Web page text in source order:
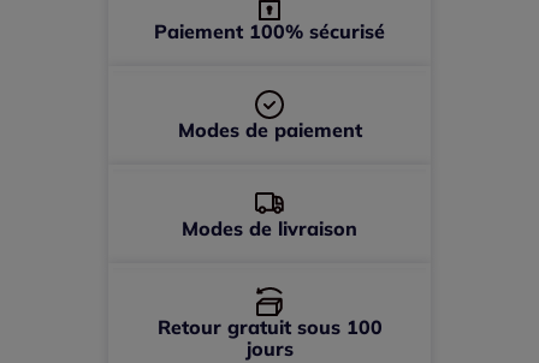
Paiement 100% sécurisé
Modes de paiement
Modes de livraison
Retour gratuit sous 100
jours